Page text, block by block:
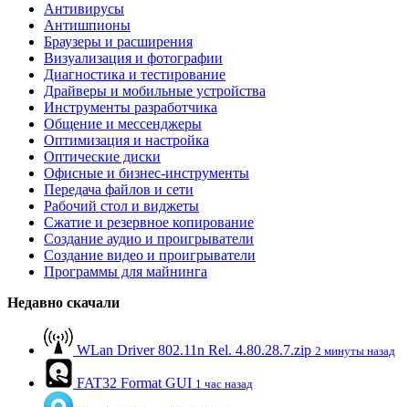
Антивирусы
Антишпионы
Браузеры и расширения
Визуализация и фотографии
Диагностика и тестирование
Драйверы и мобильные устройства
Инструменты разработчика
Общение и мессенджеры
Оптимизация и настройка
Оптические диски
Офисные и бизнес-инструменты
Передача файлов и сети
Рабочий стол и виджеты
Сжатие и резервное копирование
Создание аудио и проигрыватели
Создание видео и проигрыватели
Программы для майнинга
Недавно скачали
WLan Driver 802.11n Rel. 4.80.28.7.zip 2 минуты назад
FAT32 Format GUI 1 час назад